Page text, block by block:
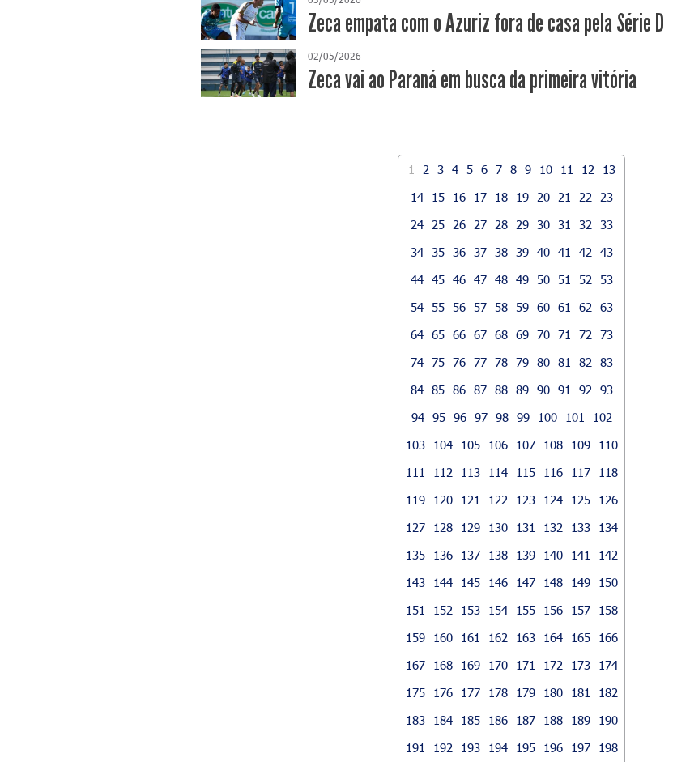
Zeca empata com o Azuriz fora de casa pela Série D
02/05/2026
Zeca vai ao Paraná em busca da primeira vitória
1 2 3 4 5 6 7 8 9 10 11 12
13
14
15 16 17 18 19 20 21 22
23
24
25 26 27 28 29 30 31 32
33
34 35 36 37 38 39 40 41 42
43
44 45 46 47 48 49 50 51 52
53
54 55 56 57 58 59 60 61 62
63
64 65 66 67 68 69 70 71 72
73
74 75 76 77 78 79 80 81 82
83
84 85 86 87 88 89 90 91 92
93
94 95 96 97 98 99 100 101
102
103
104 105 106 107 108 109
110
111
112 113 114 115 116 117
118
119
120 121 122 123 124 125
126
127
128 129 130 131 132 133
134
135
136 137 138 139 140 141
142
143
144 145 146 147 148 149
150
151
152 153 154 155 156 157
158
159
160 161 162 163 164 165
166
167
168 169 170 171 172 173
174
175
176 177 178 179 180 181
182
183
184 185 186 187 188 189
190
191
192 193 194 195 196 197
198